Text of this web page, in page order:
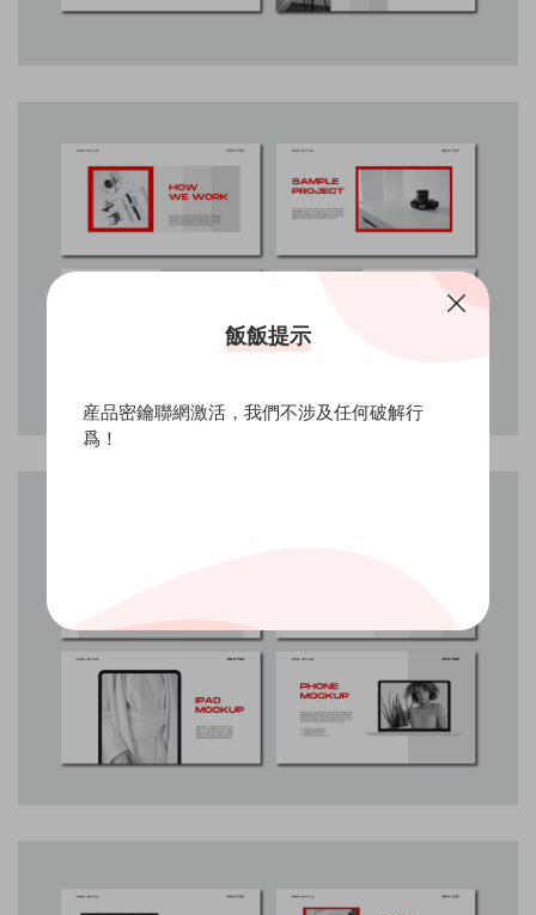
飯飯提示
産品密鑰聯網激活，我們不涉及任何破解行
爲！